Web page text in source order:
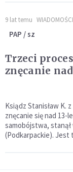
9 lat temu
PAP / sz
Trzeci
znęcanie
Ksiądz Stanisław K.
znęcanie się nad
samobójstwa,
(Podkarpackie).